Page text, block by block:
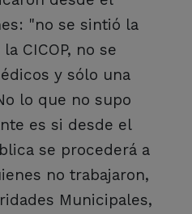
"no se sintió la
CICOP, no se
y sólo una
lo que no supo
es si desde el
se procederá a
no trabajaron,
Municipales,